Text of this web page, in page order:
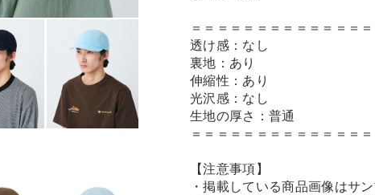
＝＝＝＝＝＝＝＝＝＝＝＝＝＝
透け感：なし
裏地：あり
伸縮性：あり
光沢感：なし
生地の厚さ：普通
＝＝＝＝＝＝＝＝＝＝＝＝＝＝
【注意事項】
・掲載している商品画像はサ